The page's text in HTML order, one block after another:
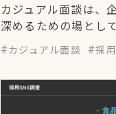
カジュアル面談は、
深めるための場とし
カジュアル面談 採用